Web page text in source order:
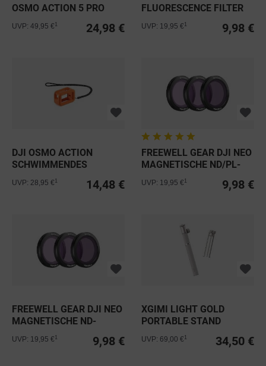
OSMO ACTION 5 PRO
24,98 €
UVP: 49,95 €
FLUORESCENCE FILTER
9,98 €
UVP: 19,95 €
DJI OSMO ACTION
SCHWIMMENDES
14,48 €
UVP: 28,95 €
FREEWELL GEAR DJI NEO
MAGNETISCHE ND/PL-
9,98 €
UVP: 19,95 €
FREEWELL GEAR DJI NEO
MAGNETISCHE ND-
9,98 €
UVP: 19,95 €
XGIMI LIGHT GOLD
PORTABLE STAND
34,50 €
UVP: 69,00 €